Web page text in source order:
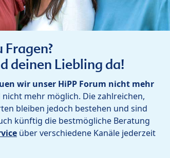
Fragen?
deinen Liebling da!
wir unser HiPP Forum nicht mehr
mehr möglich. Die zahlreichen,
bleiben jedoch bestehen und sind
künftig die bestmögliche Beratung
über verschiedene Kanäle jederzeit